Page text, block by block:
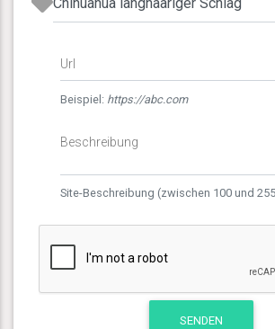
Url
Beispiel: https://abc.com
Beschreibung
Site-Beschreibung (zwischen 100 und
SENDEN